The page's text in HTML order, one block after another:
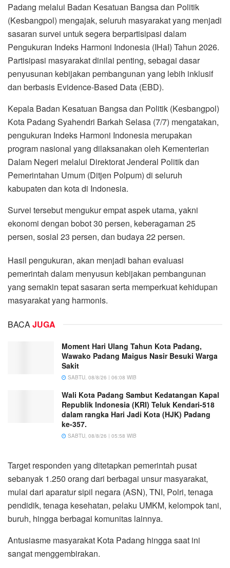
Padang melalui Badan Kesatuan Bangsa dan Politik
(Kesbangpol) mengajak, seluruh masyarakat yang menjadi
sasaran survei untuk segera berpartisipasi dalam
Pengukuran Indeks Harmoni Indonesia (IHaI) Tahun 2026.
Partisipasi masyarakat dinilai penting, sebagai dasar
penyusunan kebijakan pembangunan yang lebih inklusif
dan berbasis Evidence-Based Data (EBD).
Kepala Badan Kesatuan Bangsa dan Politik (Kesbangpol)
Kota Padang Syahendri Barkah Selasa (7/7) mengatakan,
pengukuran Indeks Harmoni Indonesia merupakan
program nasional yang dilaksanakan oleh Kementerian
Dalam Negeri melalui Direktorat Jenderal Politik dan
Pemerintahan Umum (Ditjen Polpum) di seluruh
kabupaten dan kota di Indonesia.
Survei tersebut mengukur empat aspek utama, yakni
ekonomi dengan bobot 30 persen, keberagaman 25
persen, sosial 23 persen, dan budaya 22 persen.
Hasil pengukuran, akan menjadi bahan evaluasi
pemerintah dalam menyusun kebijakan pembangunan
yang semakin tepat sasaran serta memperkuat kehidupan
masyarakat yang harmonis.
BACAJUGA
Moment Hari Ulang Tahun Kota Padang,
Wawako Padang Maigus Nasir Besuki Warga
Sakit
SABTU, 08/8/26 | 06:08 WIB
Wali Kota Padang Sambut Kedatangan Kapal
Republik Indonesia (KRI) Teluk Kendari-518
dalam rangka Hari Jadi Kota (HJK) Padang
ke-357.
SABTU, 08/8/26 | 05:58 WIB
Target responden yang ditetapkan pemerintah pusat
sebanyak 1.250 orang dari berbagai unsur masyarakat,
mulai dari aparatur sipil negara (ASN), TNI, Polri, tenaga
pendidik, tenaga kesehatan, pelaku UMKM, kelompok tani,
buruh, hingga berbagai komunitas lainnya.
Antusiasme masyarakat Kota Padang hingga saat ini
sangat menggembirakan.